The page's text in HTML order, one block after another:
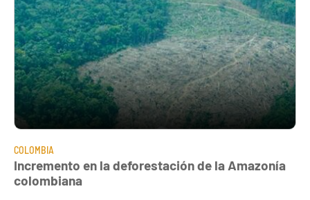
COLOMBIA
Incremento en la deforestación de la Amazonía
colombiana